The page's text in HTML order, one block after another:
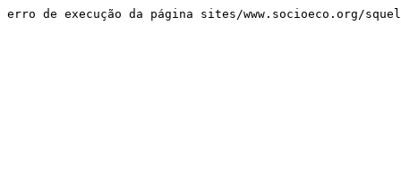
erro de execução da página sites/www.socioeco.org/